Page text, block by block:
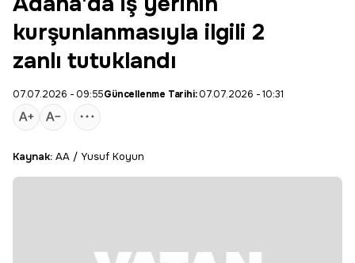
kurşunlanmasıyla ilgili 2
zanlı tutuklandı
07.07.2026 - 09:55Güncellenme Tarihi:07.07.2026 - 10:31
Kaynak: AA / Yusuf Koyun